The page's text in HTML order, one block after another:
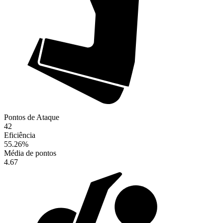
Pontos de Ataque
42
Eficiência
55.26%
Média de pontos
4.67